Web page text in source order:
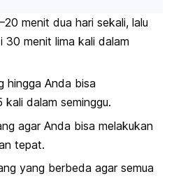
menit dua hari sekali, lalu
30 menit lima kali dalam
hingga Anda bisa
dalam seminggu.
agar Anda bisa melakukan
tepat.
yang berbeda agar semua